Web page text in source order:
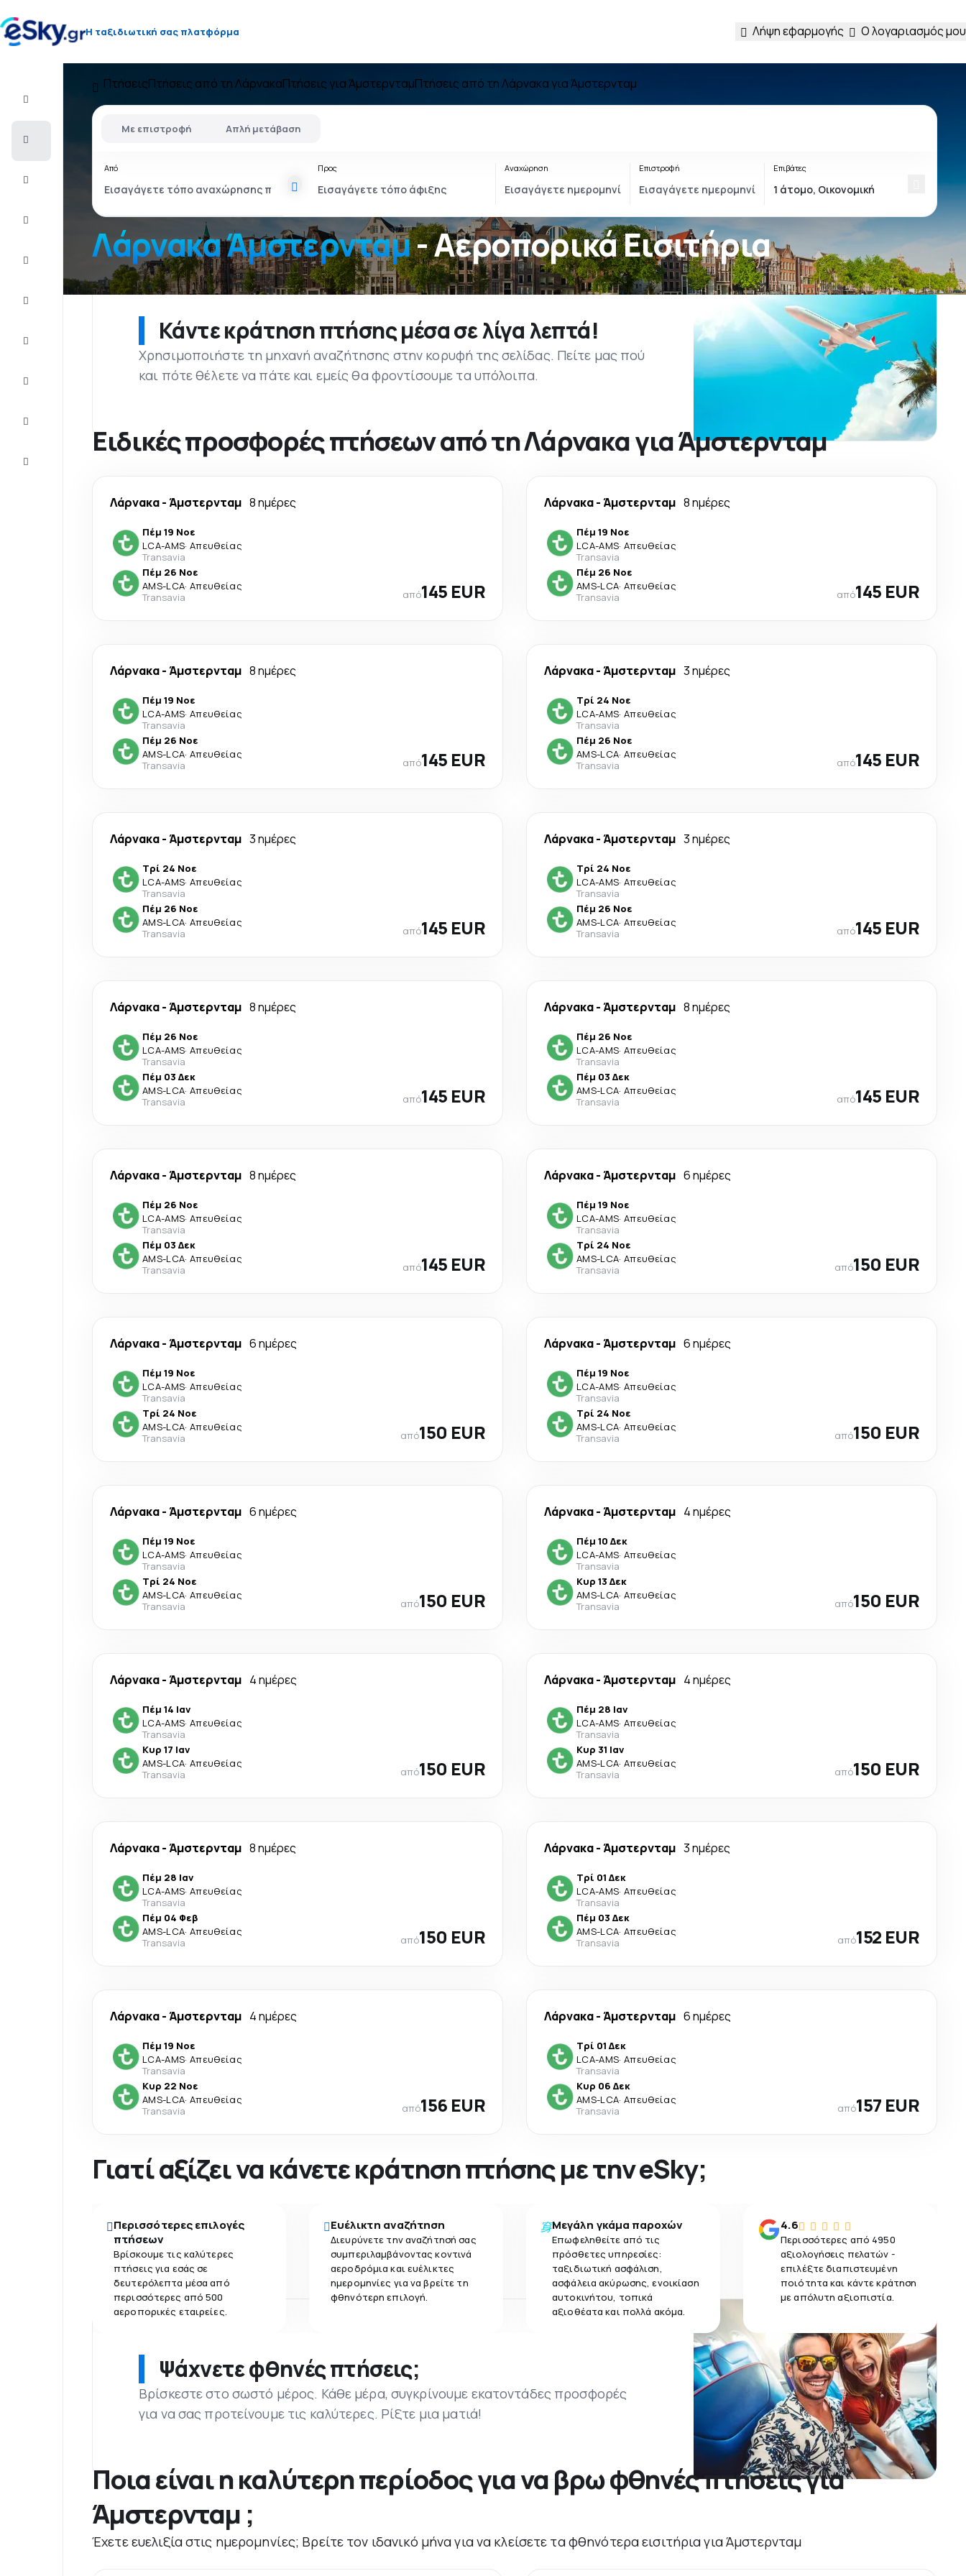
Η ταξιδιωτική σας πλατφόρμα Λήψη εφαρμογής Ο λογαριασμός μου
ΠτήσειςΠτήσεις από τη ΛάρνακαΠτήσεις για ΆμστερνταμΠτήσεις από τη Λάρνακα για Άμστερνταμ
Λάρνακα Άμστερνταμ- Αεροπορικά Εισιτήρια
Με επιστροφή Απλή μετάβαση
Από Προς Αναχώρηση Επιστροφή Επιβάτες
Κάντε κράτηση πτήσης μέσα σε λίγα λεπτά!
Χρησιμοποιήστε τη μηχανή αναζήτησης στην κορυφή της σελίδας. Πείτε μας πού
και πότε θέλετε να πάτε και εμείς θα φροντίσουμε τα υπόλοιπα.
Ειδικές προσφορές πτήσεων από τη Λάρνακα για Άμστερνταμ
Λάρνακα-Άμστερνταμ 8 ημέρες
Πέμ 19 Νοε
LCA-AMS· Απευθείας
Transavia
Πέμ 26 Νοε
AMS-LCA· Απευθείας
Transavia
από145 EUR
Λάρνακα-Άμστερνταμ 8 ημέρες
Πέμ 19 Νοε
LCA-AMS· Απευθείας
Transavia
Πέμ 26 Νοε
AMS-LCA· Απευθείας
Transavia
από145 EUR
Λάρνακα-Άμστερνταμ 8 ημέρες
Πέμ 19 Νοε
LCA-AMS· Απευθείας
Transavia
Πέμ 26 Νοε
AMS-LCA· Απευθείας
Transavia
από145 EUR
Λάρνακα-Άμστερνταμ 3 ημέρες
Τρί 24 Νοε
LCA-AMS· Απευθείας
Transavia
Πέμ 26 Νοε
AMS-LCA· Απευθείας
Transavia
από145 EUR
Λάρνακα-Άμστερνταμ 3 ημέρες
Τρί 24 Νοε
LCA-AMS· Απευθείας
Transavia
Πέμ 26 Νοε
AMS-LCA· Απευθείας
Transavia
από145 EUR
Λάρνακα-Άμστερνταμ 3 ημέρες
Τρί 24 Νοε
LCA-AMS· Απευθείας
Transavia
Πέμ 26 Νοε
AMS-LCA· Απευθείας
Transavia
από145 EUR
Λάρνακα-Άμστερνταμ 8 ημέρες
Πέμ 26 Νοε
LCA-AMS· Απευθείας
Transavia
Πέμ 03 Δεκ
AMS-LCA· Απευθείας
Transavia
από145 EUR
Λάρνακα-Άμστερνταμ 8 ημέρες
Πέμ 26 Νοε
LCA-AMS· Απευθείας
Transavia
Πέμ 03 Δεκ
AMS-LCA· Απευθείας
Transavia
από145 EUR
Λάρνακα-Άμστερνταμ 8 ημέρες
Πέμ 26 Νοε
LCA-AMS· Απευθείας
Transavia
Πέμ 03 Δεκ
AMS-LCA· Απευθείας
Transavia
από145 EUR
Λάρνακα-Άμστερνταμ 6 ημέρες
Πέμ 19 Νοε
LCA-AMS· Απευθείας
Transavia
Τρί 24 Νοε
AMS-LCA· Απευθείας
Transavia
από150 EUR
Λάρνακα-Άμστερνταμ 6 ημέρες
Πέμ 19 Νοε
LCA-AMS· Απευθείας
Transavia
Τρί 24 Νοε
AMS-LCA· Απευθείας
Transavia
από150 EUR
Λάρνακα-Άμστερνταμ 6 ημέρες
Πέμ 19 Νοε
LCA-AMS· Απευθείας
Transavia
Τρί 24 Νοε
AMS-LCA· Απευθείας
Transavia
από150 EUR
Λάρνακα-Άμστερνταμ 6 ημέρες
Πέμ 19 Νοε
LCA-AMS· Απευθείας
Transavia
Τρί 24 Νοε
AMS-LCA· Απευθείας
Transavia
από150 EUR
Λάρνακα-Άμστερνταμ 4 ημέρες
Πέμ 10 Δεκ
LCA-AMS· Απευθείας
Transavia
Κυρ 13 Δεκ
AMS-LCA· Απευθείας
Transavia
από150 EUR
Λάρνακα-Άμστερνταμ 4 ημέρες
Πέμ 14 Ιαν
LCA-AMS· Απευθείας
Transavia
Κυρ 17 Ιαν
AMS-LCA· Απευθείας
Transavia
από150 EUR
Λάρνακα-Άμστερνταμ 4 ημέρες
Πέμ 28 Ιαν
LCA-AMS· Απευθείας
Transavia
Κυρ 31 Ιαν
AMS-LCA· Απευθείας
Transavia
από150 EUR
Λάρνακα-Άμστερνταμ 8 ημέρες
Πέμ 28 Ιαν
LCA-AMS· Απευθείας
Transavia
Πέμ 04 Φεβ
AMS-LCA· Απευθείας
Transavia
από150 EUR
Λάρνακα-Άμστερνταμ 3 ημέρες
Τρί 01 Δεκ
LCA-AMS· Απευθείας
Transavia
Πέμ 03 Δεκ
AMS-LCA· Απευθείας
Transavia
από152 EUR
Λάρνακα-Άμστερνταμ 4 ημέρες
Πέμ 19 Νοε
LCA-AMS· Απευθείας
Transavia
Κυρ 22 Νοε
AMS-LCA· Απευθείας
Transavia
από156 EUR
Λάρνακα-Άμστερνταμ 6 ημέρες
Τρί 01 Δεκ
LCA-AMS· Απευθείας
Transavia
Κυρ 06 Δεκ
AMS-LCA· Απευθείας
Transavia
από157 EUR
Γιατί αξίζει να κάνετε κράτηση πτήσης με την eSky;
Περισσότερες επιλογές
πτήσεων
Βρίσκουμε τις καλύτερες
πτήσεις για εσάς σε
δευτερόλεπτα μέσα από
περισσότερες από 500
αεροπορικές εταιρείες.
Ευέλικτη αναζήτηση
Διευρύνετε την αναζήτησή σας
συμπεριλαμβάνοντας κοντινά
αεροδρόμια και ευέλικτες
ημερομηνίες για να βρείτε τη
φθηνότερη επιλογή.
Μεγάλη γκάμα παροχών
Επωφεληθείτε από τις
πρόσθετες υπηρεσίες:
ταξιδιωτική ασφάλιση,
ασφάλεια ακύρωσης, ενοικίαση
αυτοκινήτου, τοπικά
αξιοθέατα και πολλά ακόμα.
4.6
Περισσότερες από 4950
αξιολογήσεις πελατών -
επιλέξτε διαπιστευμένη
ποιότητα και κάντε κράτηση
με απόλυτη αξιοπιστία.
Ψάχνετε φθηνές πτήσεις;
Βρίσκεστε στο σωστό μέρος. Κάθε μέρα, συγκρίνουμε εκατοντάδες προσφορές
για να σας προτείνουμε τις καλύτερες. Ρίξτε μια ματιά!
Ποια είναι η καλύτερη περίοδος για να βρω φθηνές πτήσεις για
Άμστερνταμ ;
Έχετε ευελιξία στις ημερομηνίες; Βρείτε τον ιδανικό μήνα για να κλείσετε τα φθηνότερα εισιτήρια για Άμστερνταμ